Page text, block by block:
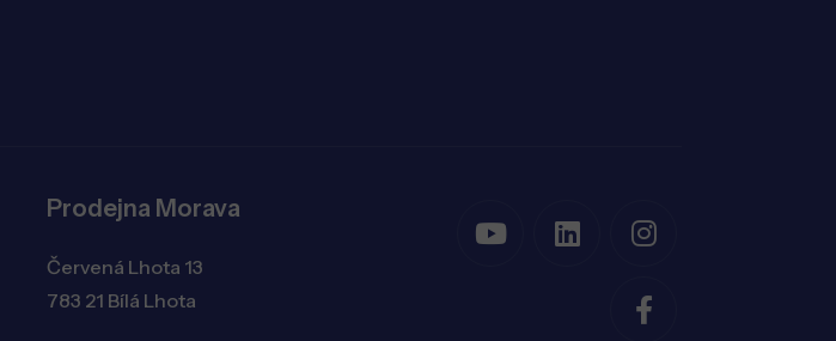
Prodejna Morava
Červená Lhota 13
783 21 Bílá Lhota